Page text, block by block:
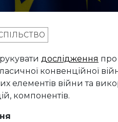
дослідження про
конвенційної
елементів війни та
компонентів.